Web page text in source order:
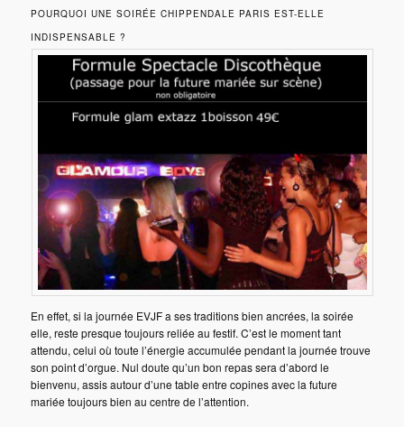
POURQUOI UNE SOIRÉE CHIPPENDALE PARIS EST-ELLE
INDISPENSABLE ?
En effet, si la journée EVJF a ses traditions bien ancrées, la soirée
elle, reste presque toujours reliée au festif. C’est le moment tant
attendu, celui où toute l’énergie accumulée pendant la journée trouve
son point d’orgue. Nul doute qu’un bon repas sera d’abord le
bienvenu, assis autour d’une table entre copines avec la future
mariée toujours bien au centre de l’attention.